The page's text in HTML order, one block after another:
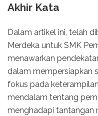
Akhir Kata
Dalam artikel ini, telah
Merdeka untuk SMK
menawarkan
dalam mempersiapkan
fokus pada
mendalam tentang
menghadapi tantangan